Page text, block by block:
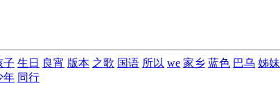
子 生日 良宵 版本 之歌 国语 所以 we 家乡 蓝色 巴乌 姊妹
年 同行